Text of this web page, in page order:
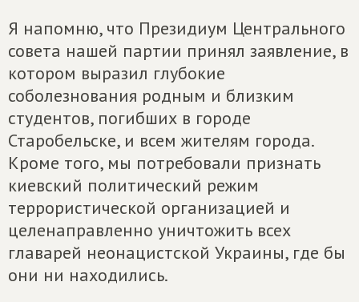
Я напомню, что Президиум Центрального
совета нашей партии принял заявление, в
котором выразил глубокие
соболезнования родным и близким
студентов, погибших в городе
Старобельске, и всем жителям города.
Кроме того, мы потребовали признать
киевский политический режим
террористической организацией и
целенаправленно уничтожить всех
главарей неонацистской Украины, где бы
они ни находились.